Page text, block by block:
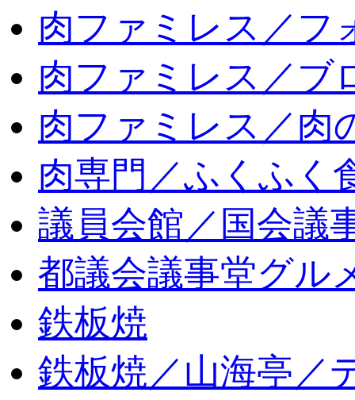
肉ファミレス／フ
肉ファミレス／ブ
肉ファミレス／肉
肉専門／ふくふく
議員会館／国会議
都議会議事堂グル
鉄板焼
鉄板焼／山海亭／